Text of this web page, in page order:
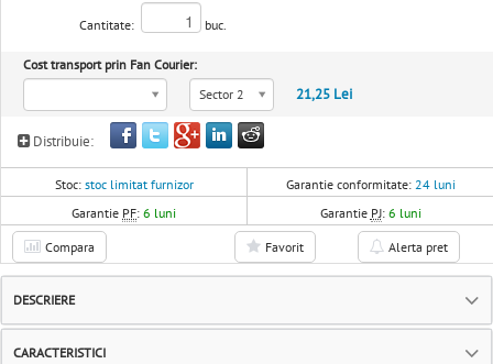
Cantitate: buc.
Cost transport prin Fan Courier:
Sector 2
21,25 Lei
Distribuie:
Stoc: stoc limitat furnizor Garantie conformitate: 24 luni
Garantie PF:6 luni Garantie PJ: 6 luni
Compara Favorit Alerta pret
DESCRIERE
CARACTERISTICI